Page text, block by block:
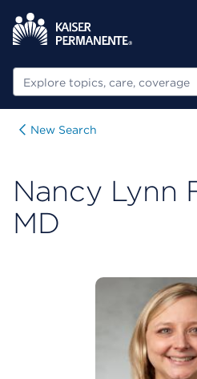
Buscar
New Search
Nancy Lynn
MD